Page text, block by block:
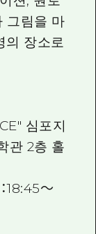
그림을 마
의 장소로
심포지
관 2층 홀
18:45～